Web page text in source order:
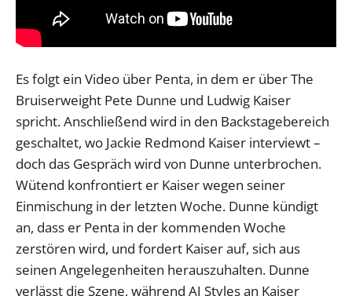
Es folgt ein Video über Penta, in dem er über The
Bruiserweight Pete Dunne und Ludwig Kaiser
spricht. Anschließend wird in den Backstagebereich
geschaltet, wo Jackie Redmond Kaiser interviewt –
doch das Gespräch wird von Dunne unterbrochen.
Wütend konfrontiert er Kaiser wegen seiner
Einmischung in der letzten Woche. Dunne kündigt
an, dass er Penta in der kommenden Woche
zerstören wird, und fordert Kaiser auf, sich aus
seinen Angelegenheiten herauszuhalten. Dunne
verlässt die Szene, während AJ Styles an Kaiser